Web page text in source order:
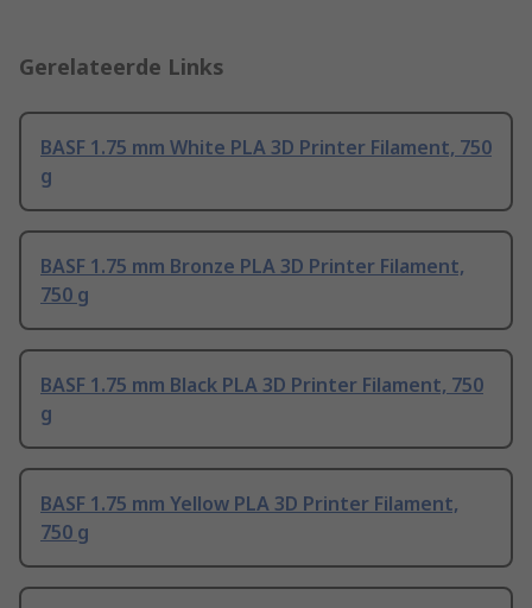
Gerelateerde Links
BASF 1.75 mm White PLA 3D Printer Filament, 750
g
BASF 1.75 mm Bronze PLA 3D Printer Filament,
750 g
BASF 1.75 mm Black PLA 3D Printer Filament, 750
g
BASF 1.75 mm Yellow PLA 3D Printer Filament,
750 g